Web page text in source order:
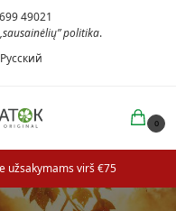
49021
politika.
Русский
0
užsakymams virš €75